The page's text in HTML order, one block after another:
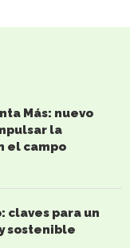
Más: nuevo
la
el campo
claves para un
sostenible